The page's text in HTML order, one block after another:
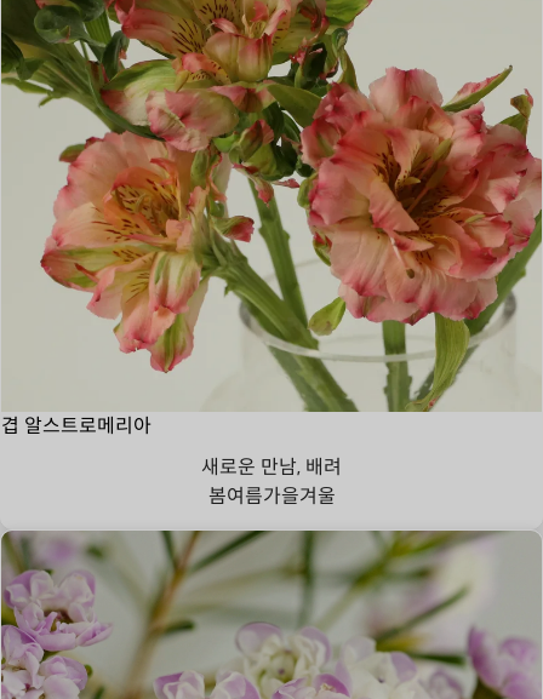
겹 알스트로메리아
새로운 만남, 배려
봄여름가을겨울